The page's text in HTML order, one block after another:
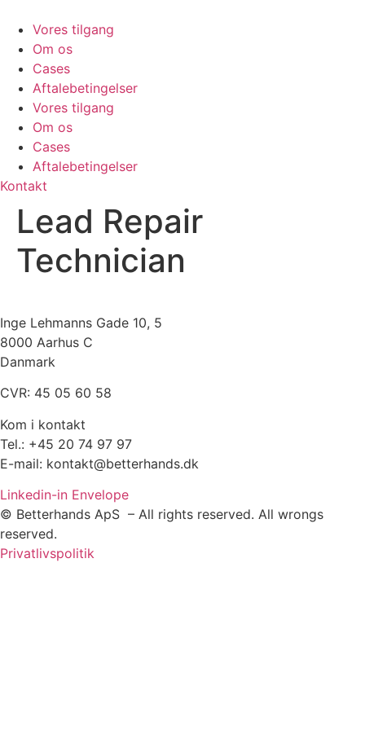
indhold
Vores tilgang
Om os
Cases
Aftalebetingelser
Vores tilgang
Om os
Cases
Aftalebetingelser
Kontakt
Lead Repair
Technician
Inge Lehmanns Gade 10, 5
8000 Aarhus C
Danmark
CVR: 45 05 60 58
Kom i kontakt
Tel.: +45 20 74 97 97
E-mail: kontakt@betterhands.dk
Linkedin-in Envelope
© Betterhands ApS – All rights reserved. All wrongs
reserved.
Privatlivspolitik